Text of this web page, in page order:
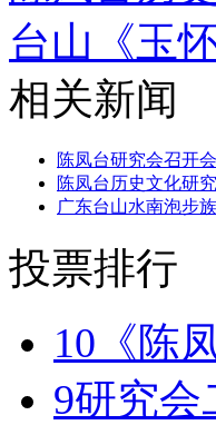
台山《玉
相关新闻
陈凤台研究会召开
陈凤台历史文化研
广东台山水南泡步
投票排行
10 《陈
9研究会